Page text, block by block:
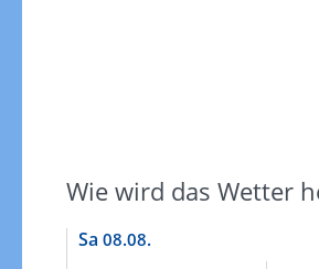
Wie wird das Wetter
Sa 08.08.